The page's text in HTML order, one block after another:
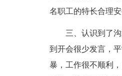
名职工的特长合理
三、认识到了
到开会很少发言，
暴，工作很不顺利